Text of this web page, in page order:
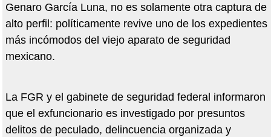
Genaro García Luna, no es solamente otra captura de
alto perfil: políticamente revive uno de los expedientes
más incómodos del viejo aparato de seguridad
mexicano.
La FGR y el gabinete de seguridad federal informaron
que el exfuncionario es investigado por presuntos
delitos de peculado, delincuencia organizada y